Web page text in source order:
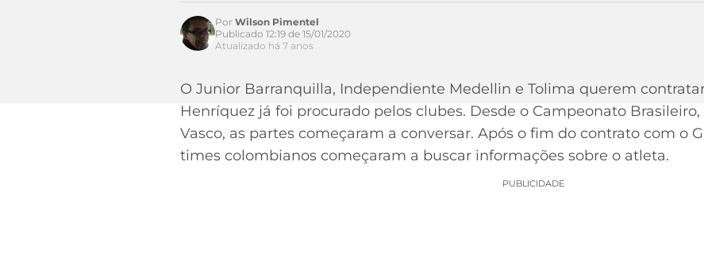
Acesse o perfil do autor
Por Wilson Pimentel
Publicado 12:19 de 15/01/2020
Atualizado há 7 anos
O Junior Barranquilla, Independiente Medellin e Tolima querem
Henríquez já foi procurado pelos clubes. Desde o Campeonato
Vasco, as partes começaram a conversar. Após o fim do contrato com o
times colombianos começaram a buscar informações sobre o atleta.
PUBLICIDADE